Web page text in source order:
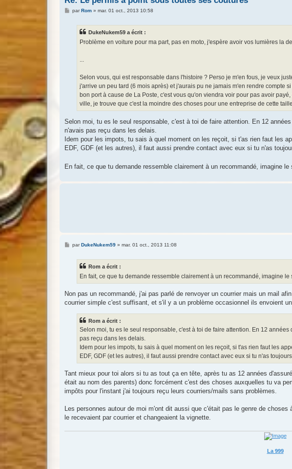
MparRom» mar. 01 oct., 2013 10:58
DukeNukem59 a écrit :
Problème en voiture pour ma part, pas en moto, j'espère avoir vos lumières la
...
Selon vous, qui est responsable dans l'histoire ? Perso je m'en fous, je veux
j'arrive un peu tard (6 mois après) et j'aurais pu ne jamais m'en rendre compte
bon port à cause de La Poste, c'est vous qu'on viendra voir pour pas avoir
ville, je trouve que c'est la moindre des choses pour une entreprise de cette
Selon moi, tu es le seul responsable, c'est à toi de faire attention. En 12
n'avais pas reçu dans les delais.
Idem pour les impots, tu sais à quel moment on les reçoit, si t'as rien faut les
EDF, GDF (et les autres), il faut aussi prendre contact avec eux si tu n'as
En fait, ce que tu demande ressemble clairement à un recommandé, imagine
MparDukeNukem59» mar. 01 oct., 2013 11:08
Rom a écrit :
En fait, ce que tu demande ressemble clairement à un recommandé, imagine
Non pas un recommandé, j'ai pas parlé de renvoyer un courrier mais un mail
courrier simple c'est suffisant, et s'il y a un problème occasionnel ils envoient
Rom a écrit :
Selon moi, tu es le seul responsable, c'est à toi de faire attention. En 12
pas reçu dans les delais.
Idem pour les impots, tu sais à quel moment on les reçoit, si t'as rien faut les
EDF, GDF (et les autres), il faut aussi prendre contact avec eux si tu n'as
Tant mieux pour toi alors si tu as tout ça en tête, après tu as 12 années
était au nom des parents) donc forcément c'est des choses auxquelles tu va
impôts pour l'instant j'ai toujours reçu leurs courriers/mails sans problèmes.
Les personnes autour de moi m'ont dit aussi que c'était pas le genre de
le recevaient par courrier et changeaient la vignette.
La 999